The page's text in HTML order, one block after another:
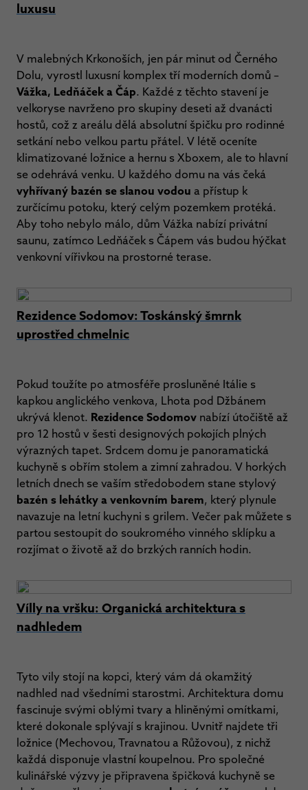
luxusu
V malebných Krkonoších, jen pár minut od Černého
Dolu, vyrostl luxusní komplex tří moderních domů –
Vážka, Ledňáček a Čáp. Každé z těchto stavení je
velkoryse navrženo pro skupiny deseti až dvanácti
hostů, což z areálu dělá absolutní špičku pro rodinné
setkání nebo velkou partu přátel. V létě oceníte
klimatizované ložnice a hernu s Xboxem, ale to hlavní
se odehrává venku. U každého domu na vás čeká
vyhřívaný bazén se slanou vodou a přístup k
zurčícímu potoku, který celým pozemkem protéká.
Aby toho nebylo málo, dům Vážka nabízí privátní
saunu, zatímco Ledňáček s Čápem vás budou hýčkat
venkovní vířivkou na prostorné terase.
Rezidence Sodomov: Toskánský šmrnk
uprostřed chmelnic
Pokud toužíte po atmosféře prosluněné Itálie s
kapkou anglického venkova, Lhota pod Džbánem
ukrývá klenot. Rezidence Sodomov nabízí útočiště až
pro 12 hostů v šesti designových pokojích plných
výrazných tapet. Srdcem domu je panoramatická
kuchyně s obřím stolem a zimní zahradou. V horkých
letních dnech se vaším středobodem stane stylový
bazén s lehátky a venkovním barem, který plynule
navazuje na letní kuchyni s grilem. Večer pak můžete s
partou sestoupit do soukromého vinného sklípku a
rozjímat o životě až do brzkých ranních hodin.
Vílly na vršku: Organická architektura s
nadhledem
Tyto vily stojí na kopci, který vám dá okamžitý
nadhled nad všedními starostmi. Architektura domu
fascinuje svými oblými tvary a hliněnými omítkami,
které dokonale splývají s krajinou. Uvnitř najdete tři
ložnice (Mechovou, Travnatou a Růžovou), z nichž
každá disponuje vlastní koupelnou. Pro společné
kulinářské výzvy je připravena špičková kuchyně se